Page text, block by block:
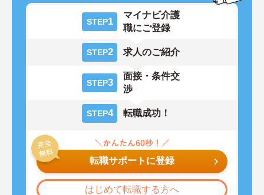
STEP1
マイナビ介護
職にご登録
STEP2 求人のご紹介
STEP3
面接・条件交
渉
STEP4 転職成功！
転職サポートに登録
はじめて転職する方へ